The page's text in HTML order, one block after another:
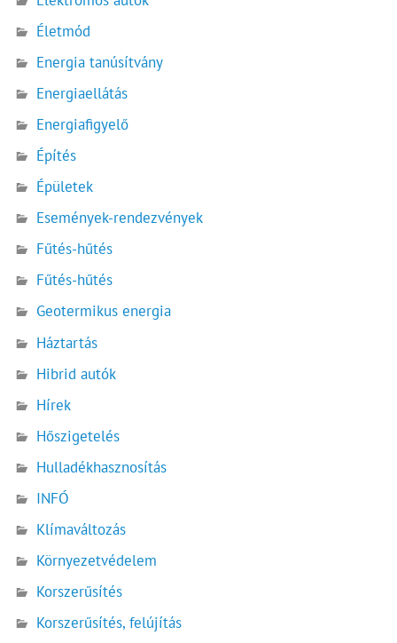
Életmód
Energia tanúsítvány
Energiaellátás
Energiafigyelő
Építés
Épületek
Események-rendezvények
Fűtés-hűtés
Fűtés-hűtés
Geotermikus energia
Háztartás
Hibrid autók
Hírek
Hőszigetelés
Hulladékhasznosítás
INFÓ
Klímaváltozás
Környezetvédelem
Korszerűsítés
Korszerűsítés, felújítás